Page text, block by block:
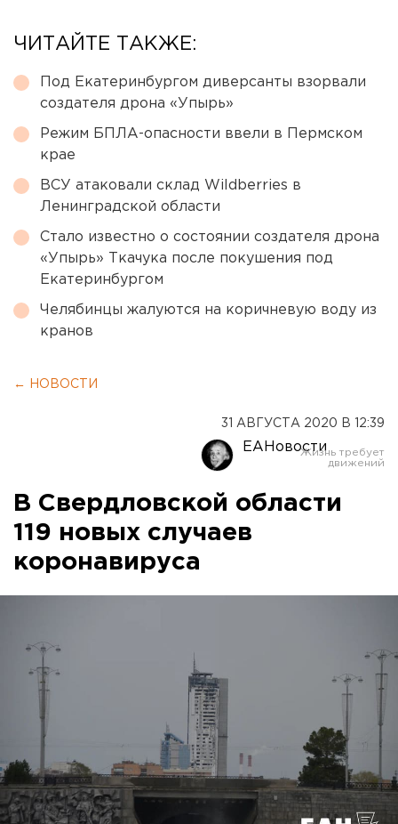
ЧИТАЙТЕ ТАКЖЕ:
Под Екатеринбургом диверсанты взорвали
создателя дрона «Упырь»
Режим БПЛА-опасности ввели в Пермском
крае
ВСУ атаковали склад Wildberries в
Ленинградской области
Стало известно о состоянии создателя дрона
«Упырь» Ткачука после покушения под
Екатеринбургом
Челябинцы жалуются на коричневую воду из
кранов
← НОВОСТИ
31 АВГУСТА 2020 В 12:39
ЕАНовости
В Свердловской области
119 новых случаев
коронавируса